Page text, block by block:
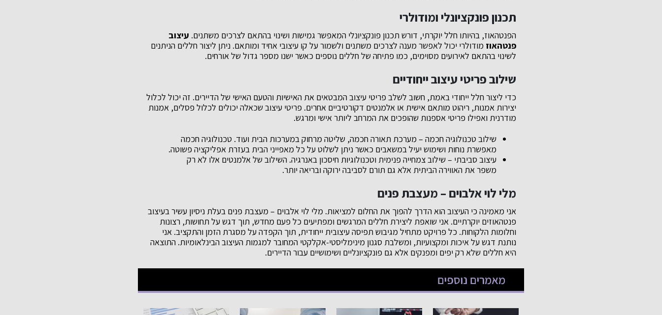
תכנון פונקציונלי ומודולרי
הפנטהאוז, בהיותו חלל יוקרתי, דורש תכנון פונקציונלי המאפשר גמישות ושינוי בהתאם לצרכים משתנים. עיצוב
פנטהאוז מודולרי יכול לאפשר מענה לצרכים משתנים ולשמור על קו עיצובי אחיד ומותאם. ניתן ליצור חללים הניתנים
לשינוי בהתאם לאירועים מסוימים, כמו פתיחה של חללים נוספים כאשר ישנו מספר גדול של אורחים.
שילוב פריטי עיצוב ייחודיים
כדי ליצור חלל ייחודי באמת, חשוב לשלב פריטי עיצוב המבטאים את האישיות והטעם האישי של הדיירים. זה יכול לכלול
יצירות אמנות, ריהוט מותאם אישית או אלמנטים דקורטיביים אחרים. פריטי עיצוב שכאלה יכולים לכלול פסלים, אמנות
מודרנית ואפילו פריטי אספנות שהופכים את המרחב ליותר אישי ומרגש.
שילוב טכנולוגיה חכמה – מערכת תאורה חכמה, שליטה מרחוק במערכות הבית ועוד. טכנולוגיה חכמה
מאפשרת נוחות ושימוש יעיל במשאבים כאשר ניתן לשלוט על כל מאפייני הבית בעזרת אפליקציה פשוטה.
עיצוב סביבתי – שילוב צמחייה פנימית וטכנולוגיות חיסכון באנרגיה. השילוב של אלמנטים אלו לא רק
משפר את האווירה הביתית אלא גם תורם לסביבה ירוקה ובריאה יותר.
מלי לוי אלבוים – מעצבת פנים
אני מאמינה כי העיצוב הוא הדרך להפוך את החלום למציאות. מלי לוי אלבוים – מעצבת פנים בעלת ניסיון עשיר בעיצוב
פנטהאוזים יוקרתיים. אני שואפת ליצירת חללים המרגשים ומפתיעים כל פעם מחדש, תוך דגש על תחושות, רצונות
וחלומות הלקוחות. כל פרויקט מתחיל מגיבוש תפיסה עיצובית ייחודית, תוך הקפדה על מסגרת הזמן והתקציב. אני
נותנת דגש על איכות ומקצועיות, ומשלבת סגנון מינימליסטי-אקלקטי המחובר למגמות העיצוב הבינלאומיות. התוצאה
היא חללים שלא רק יפים ומפנקים אלא גם פונקציונליים ושימושיים עבור הדיירים.
מאמרים נוספים